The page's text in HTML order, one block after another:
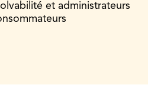
et administrateurs